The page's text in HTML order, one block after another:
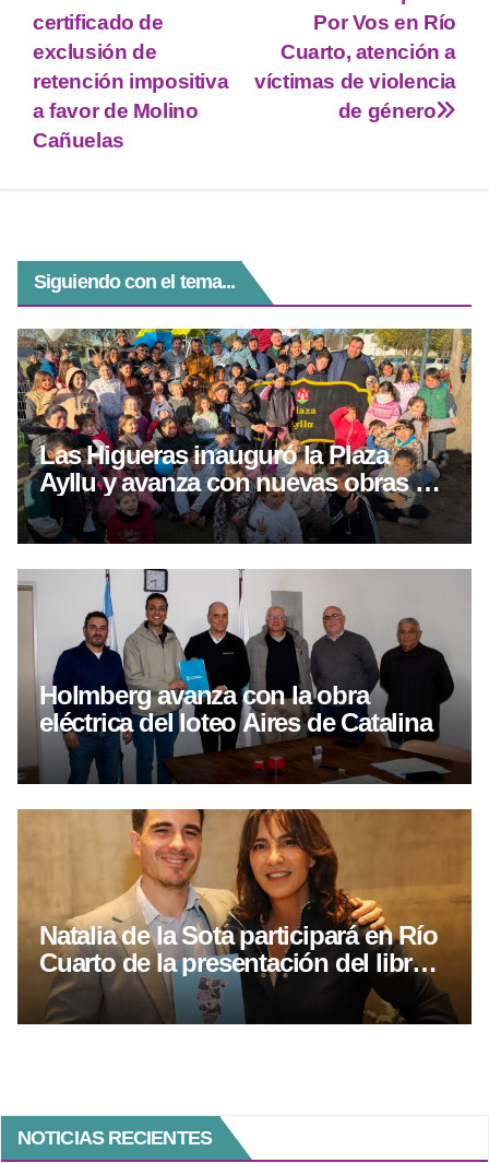
er s
A
p
p
gr
m g
o
Por Vos en Río
Cuarto, atención a
víctimas de violencia
de género
certificado de
exclusión de
retención impositiva
a favor de Molino
Cañuelas
Siguiendo con el tema...
Las Higueras inauguró la Plaza
Ayllu y avanza con nuevas obras de
infraestructura en el sector
Holmberg avanza con la obra
eléctrica del loteo Aires de Catalina
Natalia de la Sota participará en Río
Cuarto de la presentación del libro
sobre el legado delasotista
NOTICIAS RECIENTES